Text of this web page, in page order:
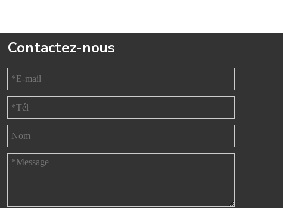
Contactez-nous